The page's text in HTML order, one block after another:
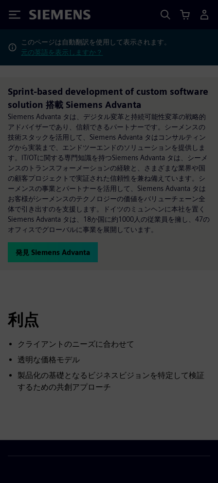
Siemens
このページは自動翻訳を使用して表示されます。
元の英語を表示しますか？
Sprint-based development of custom software
solution 搭載 Siemens Advanta
Siemens Advanta タは、デジタル変革と持続可能性変革の戦略的
アドバイザーであり、信頼できるパートナーです。シーメンスの
技術スタックを活用して、Siemens Advanta タはコンサルティン
グから実装まで、エンドツーエンドのソリューションを提供しま
す。IT/OTに関する専門知識を持つSiemens Advanta タは、シーメ
ンスのトランスフォーメーションの経験と、さまざまな業界や国
の顧客プロジェクトで実証された信頼性を兼ね備えています。シ
ーメンスの事業とパートナーを活用して、Siemens Advanta タは
お客様がシーメンスのテクノロジーの価値をバリューチェーン全
体で引き出すのを支援します。ドイツのミュンヘンに本社を置く
Siemens Advanta タは、18か国に約1000人の従業員を擁し、47の
オフィスでグローバルに事業を展開しています。
発見 Siemens Advanta
利点
クライアントのニーズに合わせて
透明な価格モデル
製品化の基礎となるビジネスビジョンを特定して検証
するための共創アプローチ